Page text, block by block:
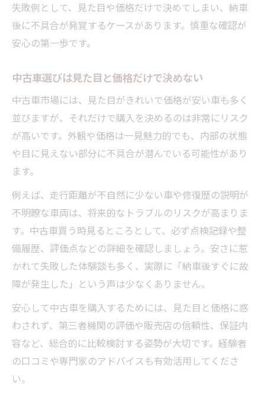
失敗例として、見た目や価格だけで決めてしまい、納車
後に不具合が発覚するケースがあります。慎重な確認が
安心の第一歩です。
中古車選びは見た目と価格だけで決めない
中古車市場には、見た目がきれいで価格が安い車も多く
並びますが、それだけで購入を決めるのは非常にリスク
が高いです。外観や価格は一見魅力的でも、内部の状態
や目に見えない部分に不具合が潜んでいる可能性があり
ます。
例えば、走行距離が不自然に少ない車や修復歴の説明が
不明瞭な車両は、将来的なトラブルのリスクが高まりま
す。中古車買う時見るところとして、必ず点検記録や整
備履歴、評価点などの詳細を確認しましょう。安さに惹
かれて失敗した体験談も多く、実際に「納車後すぐに故
障が発生した」という声は少なくありません。
安心して中古車を購入するためには、見た目と価格に惑
わされず、第三者機関の評価や販売店の信頼性、保証内
容など、総合的に比較検討する姿勢が大切です。経験者
の口コミや専門家のアドバイスも有効活用してくださ
い。